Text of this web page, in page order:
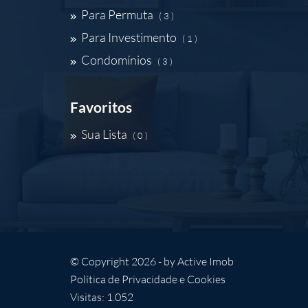
Para Permuta ( 3 )
Para Investimento ( 1 )
Condomínios ( 3 )
Favoritos
Sua Lista ( 0 )
© Copyright 2026 - byActive Imob
Política de Privacidade e Cookies
Visitas: 1.052